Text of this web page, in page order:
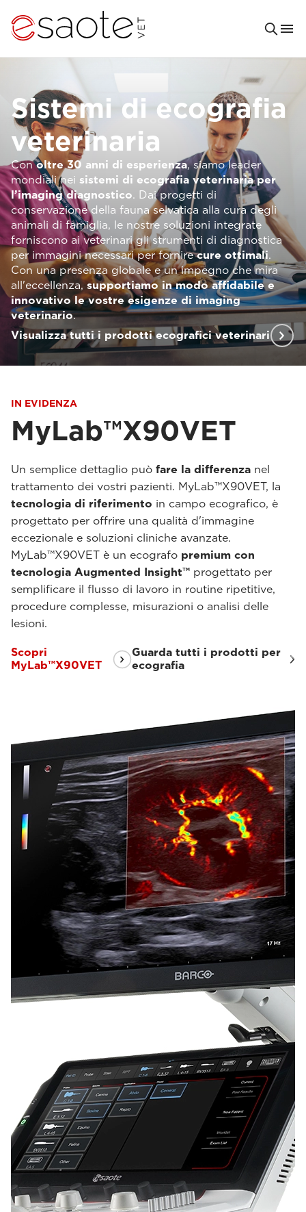
Sistemi di ecografia
veterinaria
Conoltre 30 anni di esperienza, siamo leader
mondiali nei sistemi di ecografia veterinaria per
l’imaging diagnostico. Dai progetti di
conservazione della fauna selvatica alla cura degli
animali di famiglia, le nostre soluzioni integrate
forniscono ai veterinari gli strumenti di diagnostica
per immagini necessari per fornirecure ottimali.
Con una presenza globale e un impegno che mira
all'eccellenza,supportiamo in modo affidabile e
innovativo le vostre esigenze di imaging
veterinario.
Visualizza tutti i prodotti ecografici veterinari
IN EVIDENZA
MyLab™X90VET
Un semplice dettaglio può fare la differenza nel
trattamento dei vostri pazienti. MyLab™X90VET, la
tecnologia di riferimento in campo ecografico, è
progettato per offrire una qualità d'immagine
eccezionale e soluzioni cliniche avanzate.
MyLab™X90VET è un ecografo premium con
tecnologia Augmented Insight™ progettato per
semplificare il flusso di lavoro in routine ripetitive,
procedure complesse, misurazioni o analisi delle
lesioni.
Scopri
MyLab™X90VET
Guarda tutti i prodotti per
ecografia